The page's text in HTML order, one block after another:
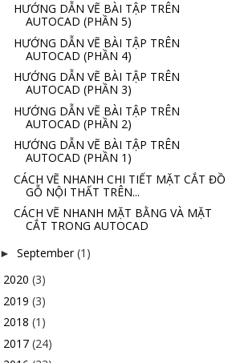
HƯỚNG DẪN VẼ BÀI TẬP TRÊN
AUTOCAD (PHẦN 5)
HƯỚNG DẪN VẼ BÀI TẬP TRÊN
AUTOCAD (PHẦN 4)
HƯỚNG DẪN VẼ BÀI TẬP TRÊN
AUTOCAD (PHẦN 3)
HƯỚNG DẪN VẼ BÀI TẬP TRÊN
AUTOCAD (PHẦN 2)
HƯỚNG DẪN VẼ BÀI TẬP TRÊN
AUTOCAD (PHẦN 1)
CÁCH VẼ NHANH CHI TIẾT MẶT CẮT ĐỒ
GỖ NỘI THẤT TRÊN...
CÁCH VẼ NHANH MẶT BẰNG VÀ MẶT
CẮT TRONG AUTOCAD
► September (1)
2020 (3)
2019 (3)
2018 (1)
2017 (24)